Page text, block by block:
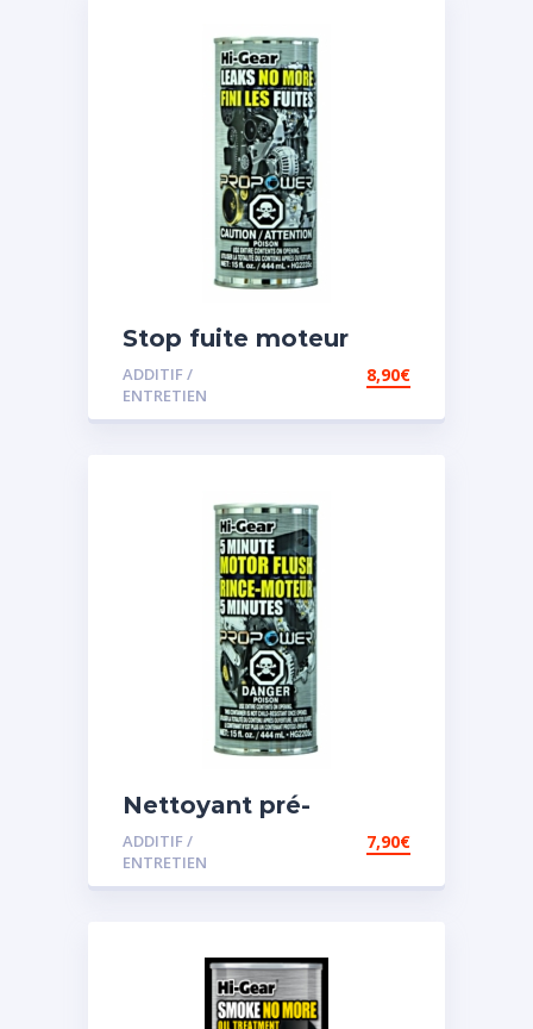
Stop fuite moteur
ADDITIF /
ENTRETIEN
8,90€
Nettoyant pré-
vidange
ADDITIF /
ENTRETIEN
7,90€